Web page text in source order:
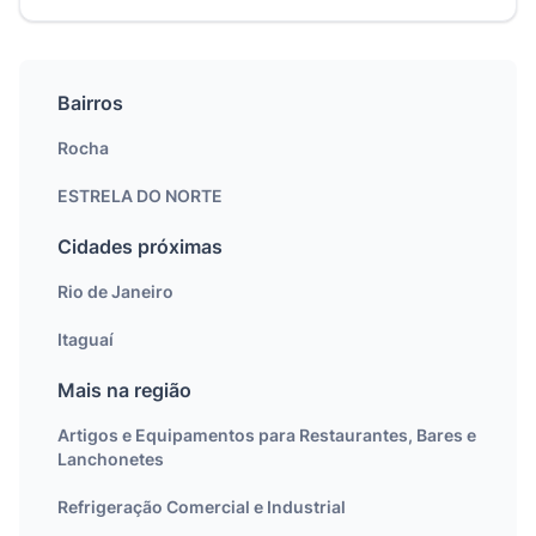
Bairros
Rocha
ESTRELA DO NORTE
Cidades próximas
Rio de Janeiro
Itaguaí
Mais na região
Artigos e Equipamentos para Restaurantes, Bares e
Lanchonetes
Refrigeração Comercial e Industrial